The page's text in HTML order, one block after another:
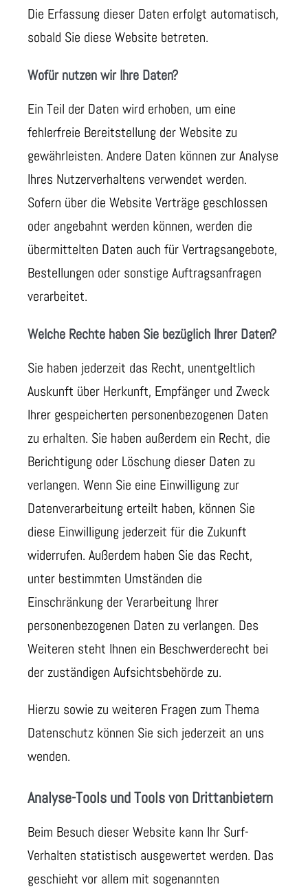
Die Erfassung dieser Daten erfolgt automatisch,
sobald Sie diese Website betreten.
Wofür nutzen wir Ihre Daten?
Ein Teil der Daten wird erhoben, um eine
fehlerfreie Bereitstellung der Website zu
gewährleisten. Andere Daten können zur Analyse
Ihres Nutzerverhaltens verwendet werden.
Sofern über die Website Verträge geschlossen
oder angebahnt werden können, werden die
übermittelten Daten auch für Vertragsangebote,
Bestellungen oder sonstige Auftragsanfragen
verarbeitet.
Welche Rechte haben Sie bezüglich Ihrer Daten?
Sie haben jederzeit das Recht, unentgeltlich
Auskunft über Herkunft, Empfänger und Zweck
Ihrer gespeicherten personenbezogenen Daten
zu erhalten. Sie haben außerdem ein Recht, die
Berichtigung oder Löschung dieser Daten zu
verlangen. Wenn Sie eine Einwilligung zur
Datenverarbeitung erteilt haben, können Sie
diese Einwilligung jederzeit für die Zukunft
widerrufen. Außerdem haben Sie das Recht,
unter bestimmten Umständen die
Einschränkung der Verarbeitung Ihrer
personenbezogenen Daten zu verlangen. Des
Weiteren steht Ihnen ein Beschwerderecht bei
der zuständigen Aufsichtsbehörde zu.
Hierzu sowie zu weiteren Fragen zum Thema
Datenschutz können Sie sich jederzeit an uns
wenden.
Analyse-Tools und Tools von Dritt­anbietern
Beim Besuch dieser Website kann Ihr Surf-
Verhalten statistisch ausgewertet werden. Das
geschieht vor allem mit sogenannten